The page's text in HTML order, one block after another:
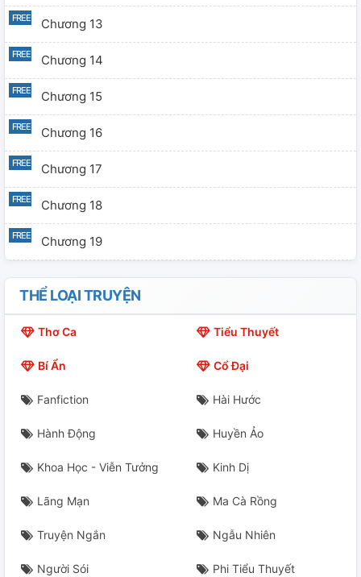
Chương 13
Chương 14
Chương 15
Chương 16
Chương 17
Chương 18
Chương 19
Chương 20
Chương 21
Chương 25
Chương 26
Chương 27
Chương 28
THỂ LOẠI TRUYỆN
Thơ Ca Tiểu Thuyết
Bí Ẩn Cổ Đại
Fanfiction Hài Hước
Hành Động Huyền Ảo
Khoa Học - Viễn Tưởng Kinh Dị
Lãng Mạn Ma Cà Rồng
Truyện Ngắn Ngẫu Nhiên
Người Sói Phi Tiểu Thuyết